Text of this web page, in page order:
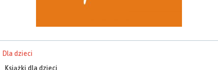
Dla dzieci
Książki dla dzieci